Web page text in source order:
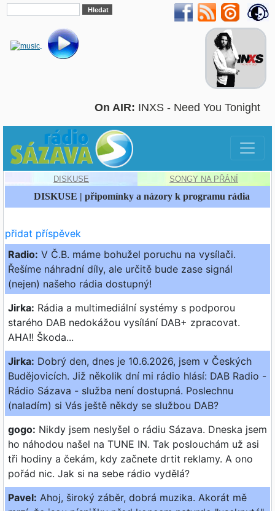
On AIR: INXS - Need You Tonight
DISKUSE SONGY NA PŘÁNÍ
DISKUSE | připomínky a názory k programu rádia